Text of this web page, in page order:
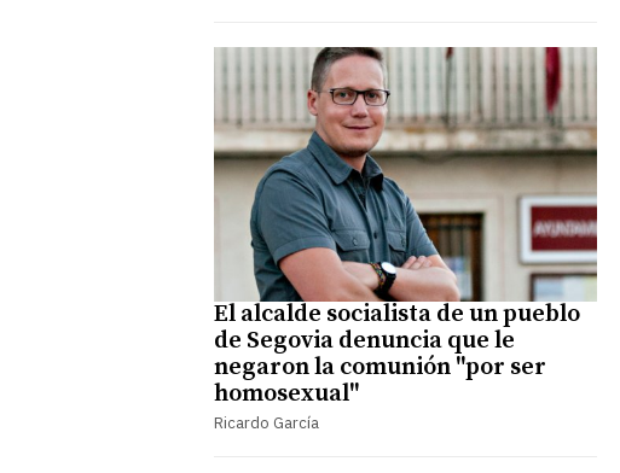
El alcalde socialista de un pueblo
de Segovia denuncia que le
negaron la comunión "por ser
homosexual"
Ricardo García